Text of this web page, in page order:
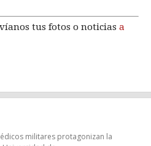
tus fotos o noticias a